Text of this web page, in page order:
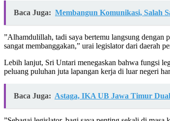
Baca Juga: Membangun Komunikasi, Salah
​”Alhamdulillah, tadi saya bertemu langsung
sangat membanggakan,” urai legislator dari daerah
​Lebih lanjut, Sri Untari menegaskan bahwa fungsi
peluang puluhan juta lapangan kerja di luar negeri
Baca Juga: Astaga, IKA UB Jawa Timur